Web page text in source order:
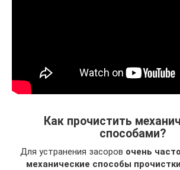
Как прочистить
способами?
Для устранения засоров очень
механические способы прочистки